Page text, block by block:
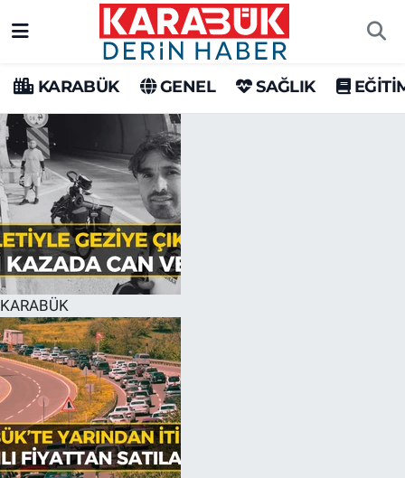
KARABÜK GENEL SAĞLIK
KARABÜK
Karabük Hava Durumu
Karabük Trafik Yoğunluk Haritası
Süper Lig Puan Durumu ve Fikstür
Tüm Manşetler
Son Dakika Haberleri
Haber Arşivi